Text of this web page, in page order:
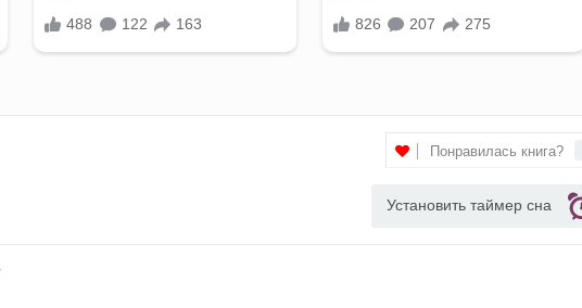
Понравилась книга?
Установить таймер сна